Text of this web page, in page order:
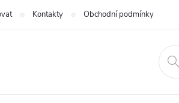
Kontakty Obchodní podmínky